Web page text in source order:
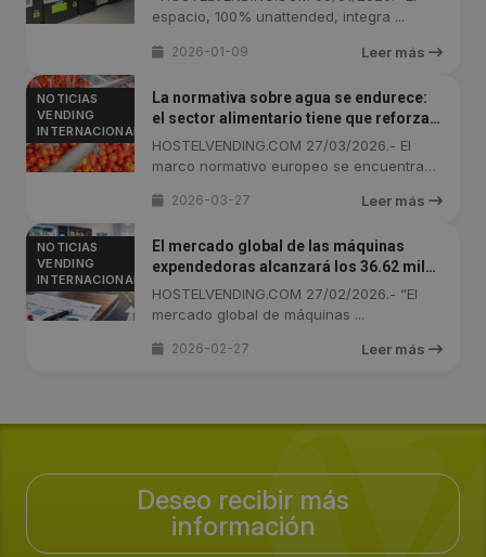
espacio, 100% unattended, integra ...
2026-01-09 Leer más
NOTICIAS
VENDING
INTERNACIONAL
La normativa sobre agua se endurece:
el sector alimentario tiene que reforzar
sus sistemas de control
HOSTELVENDING.COM 27/03/2026.- El
marco normativo europeo se encuentra
2026-03-27 Leer más
NOTICIAS
VENDING
INTERNACIONAL
El mercado global de las máquinas
expendedoras alcanzará los 36.62 mil
millones de dólares en 2035
HOSTELVENDING.COM 27/02/2026.- “El
mercado global de máquinas ...
2026-02-27 Leer más
Deseo recibir más
información